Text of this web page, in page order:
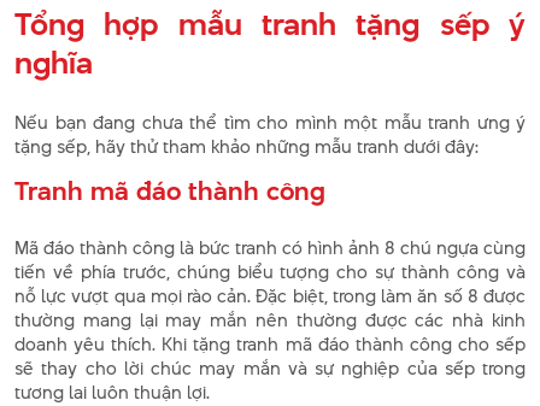
Tổng hợp mẫu tranh tặng sếp ý
nghĩa
Nếu bạn đang chưa thể tìm cho mình một mẫu tranh ưng ý
tặng sếp, hãy thử tham khảo những mẫu tranh dưới đây:
Tranh mã đáo thành công
Mã đáo thành công là bức tranh có hình ảnh 8 chú ngựa cùng
tiến về phía trước, chúng biểu tượng cho sự thành công và
nỗ lực vượt qua mọi rào cản. Đặc biệt, trong làm ăn số 8 được
thường mang lại may mắn nên thường được các nhà kinh
doanh yêu thích. Khi tặng tranh mã đáo thành công cho sếp
sẽ thay cho lời chúc may mắn và sự nghiệp của sếp trong
tương lai luôn thuận lợi.